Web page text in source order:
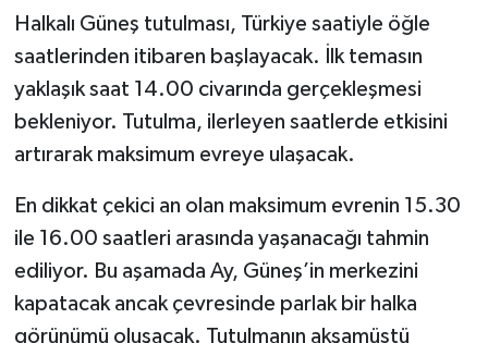
Halkalı Güneş tutulması, Türkiye saatiyle öğle
saatlerinden itibaren başlayacak. İlk temasın
yaklaşık saat 14.00 civarında gerçekleşmesi
bekleniyor. Tutulma, ilerleyen saatlerde etkisini
artırarak maksimum evreye ulaşacak.
En dikkat çekici an olan maksimum evrenin 15.30
ile 16.00 saatleri arasında yaşanacağı tahmin
ediliyor. Bu aşamada Ay, Güneş’in merkezini
kapatacak ancak çevresinde parlak bir halka
görünümü oluşacak. Tutulmanın akşamüstü